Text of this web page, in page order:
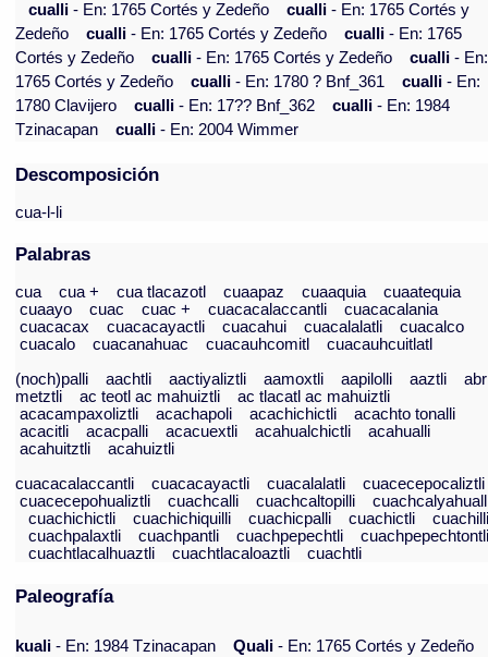
cualli- En: 1765 Cortés y Zedeño cualli- En: 1765 Cortés y
Zedeño
cualli- En: 1765 Cortés y Zedeño cualli- En: 1765
Cortés y Zedeño
cualli- En: 1765 Cortés y Zedeño cualli- En:
1765 Cortés y Zedeño
cualli- En: 1780 ? Bnf_361 cualli- En:
1780 Clavijero
cualli- En: 17?? Bnf_362 cualli- En: 1984
Tzinacapan
cualli- En: 2004 Wimmer
Descomposición
cua-l-li
Palabras
cua cua + cua tlacazotl cuaapaz cuaaquia
cuaatequia
cuaayo
cuac cuac + cuacacalaccantli
cuacacalania
cuacacax
cuacacayactli cuacahui cuacalalatli
cuacalco
cuacalo
cuacanahuac cuacauhcomitl
cuacauhcuitlatl
(noch)palli
aachtli aactiyaliztli aamoxtli aapilolli aaztli
metztli
ac teotl ac mahuiztli
ac tlacatl ac mahuiztli
acacampaxoliztli
acachapoli acachichictli
acachto tonalli
acacitli
acacpalli acacuextli acahualchictli
acahualli
acahuitztli
acahuiztli
cuacacalaccantli
cuacacayactli cuacalalatli
cuacecepocaliztli
cuacecepohualiztli
cuachcalli cuachcaltopilli
cuachichictli
cuachichiquilli cuachicpalli cuachictli
cuachpalaxtli
cuachpantli cuachpepechtli
cuachtlacalhuaztli
cuachtlacaloaztli cuachtli
Paleografía
kuali - En: 1984 Tzinacapan Quali - En: 1765 Cortés y Zedeño